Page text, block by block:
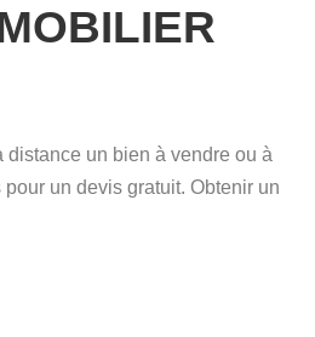
distance un bien à vendre ou à
un devis gratuit. Obtenir un